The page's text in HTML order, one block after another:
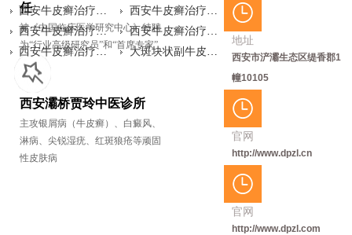
任
被《中国临床医学研究中心》特聘
为“行业高级研究员”和“首席专家”
西安灞桥贾玲中医诊所
主攻银屑病（牛皮癣）、白癜风、
淋病、尖锐湿疣、红斑狼疮等顽固
性皮肤病
家好，陕西牛皮癣
治疗哪家好，西安
牛...
西安牛皮癣治疗哪
家好，西安灞桥贾
玲中医诊所贾主任
指...
西安牛皮癣治疗哪
家好，西安灞桥贾
玲中医诊所贾主任
西安牛皮癣治疗哪
家好，西安灞桥贾
医...
充的营养有哪些？
陕西牛皮癣治疗,
西...
西安牛皮癣治疗哪
家好，西安灞桥贾
玲中医诊所指出通
西安牛皮癣治疗哪
家好，西安灞桥贾
大斑块状副牛皮癣
好...
地址
西安市浐灞生态区缇香郡1
幢10105
官网
http://www.dpzl.cn
官网
http://www.dpzl.com